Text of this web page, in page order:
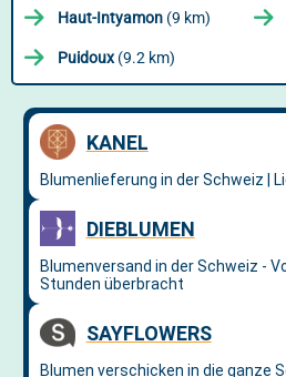
Haut-Intyamon (9 km)
Puidoux(9.2 km)